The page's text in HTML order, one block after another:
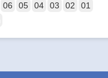
06 05 04 03 02
01